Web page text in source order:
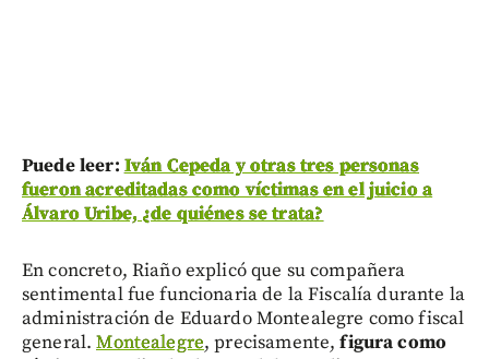
Puede leer: Iván Cepeda y otras tres personas
fueron acreditadas como víctimas en el juicio a
Álvaro Uribe, ¿de quiénes se trata?
En concreto, Riaño explicó que su compañera
sentimental fue funcionaria de la Fiscalía durante la
administración de Eduardo Montealegre como fiscal
general.Montealegre, precisamente, figura como